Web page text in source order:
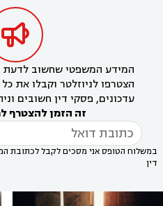

המידע המשפטי שחשוב לדעת
הצטרפו לניוזלטר וקבלו את
עדכונים, פסקי דין חשובים
זה הזמן להצטרף
במשלוח הטופס אני מסכים לקבל לכתובת
דין